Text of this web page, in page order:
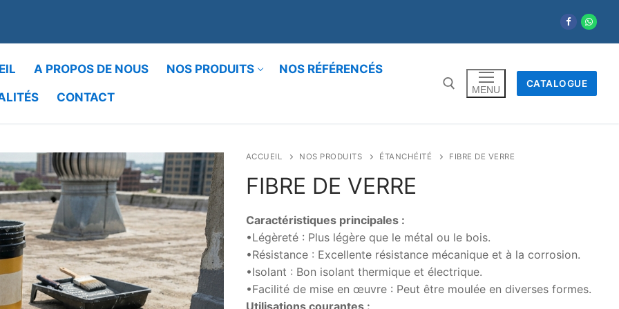
A PROPOS DE NOUS NOS PRODUITS NOS RÉFÉRENCÉS
CONTACT
MENU
CATALOGUE
ACCUEIL NOS PRODUITS ÉTANCHÉITÉ FIBRE DE VERRE
FIBRE DE VERRE
Caractéristiques principales :
•Légèreté : Plus légère que le métal ou le bois.
•Résistance : Excellente résistance mécanique et à la corrosion.
•Isolant : Bon isolant thermique et électrique.
•Facilité de mise en œuvre : Peut être moulée en diverses formes.
Utilisations courantes :